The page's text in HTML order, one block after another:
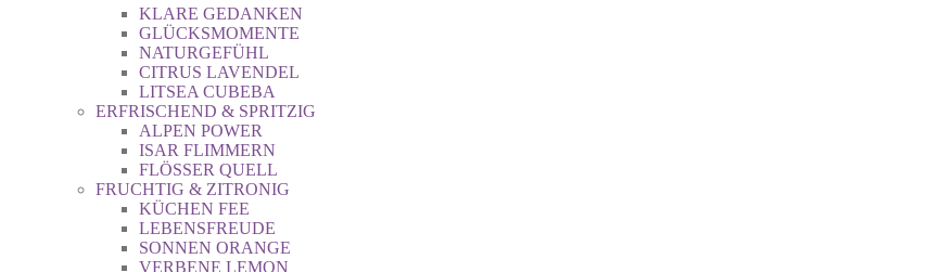
KLARE GEDANKEN
GLÜCKSMOMENTE
NATURGEFÜHL
CITRUS LAVENDEL
LITSEA CUBEBA
ERFRISCHEND & SPRITZIG
ALPEN POWER
ISAR FLIMMERN
FLÖSSER QUELL
FRUCHTIG & ZITRONIG
KÜCHEN FEE
LEBENSFREUDE
SONNEN ORANGE
VERBENE LEMON